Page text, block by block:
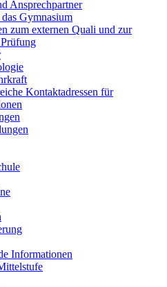
Ansprechpartner
Gymnasium
zum externen Quali und zur
Kontaktadressen für
Informationen